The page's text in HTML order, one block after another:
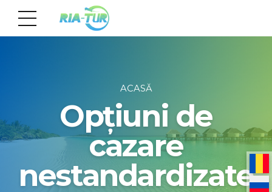
ACASĂ
Opțiuni de
cazare
nestandardizate